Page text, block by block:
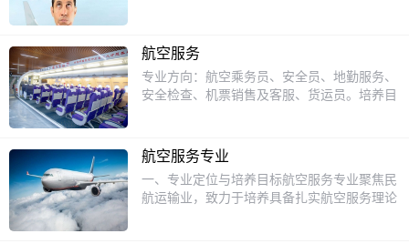
基础知识和实践技能，能在航空公司、机场等
从事客舱服务、地面服务、票务销售等工作的
高素质技术人才。课程设置：包括航空服务礼
仪、客舱服务与管理、地面服务与管理、航空
在航空公司、机场等从事客舱服务、地面服
务、票务销售等工作。
航空服务
专业方向：航空乘务员、安全员、地勤服务、
安全检查、机票销售及客服、货运员。培养目
专业理论知识和基本操作技能技术、能胜任空
中服务、机场地面服务部分岗位(货运、安
检、票务)和相关基层管理工作等岗位工作的
高素质技术技能型人才。课程设置：民航服务
航空服务专业
一、专业定位与培养目标航空服务专业聚焦民
航运输业，致力于培养具备扎实航空服务理论